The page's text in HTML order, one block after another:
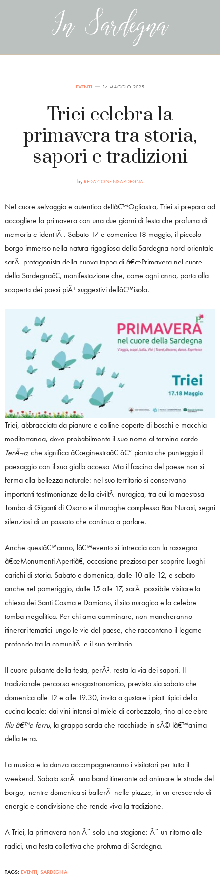
EVENTI 14 MAGGIO 2025
Triei celebra la
primavera tra storia,
sapori e tradizioni
by REDAZIONEINSARDEGNA
Nel cuore selvaggio e autentico dellâ€™Ogliastra, Triei si prepara ad
accogliere la primavera con una due giorni di festa che profuma di
memoria e identitÃ . Sabato 17 e domenica 18 maggio, il piccolo
borgo immerso nella natura rigogliosa della Sardegna nord-orientale
sarÃ protagonista della nuova tappa di â€œPrimavera nel cuore
della Sardegnaâ€, manifestazione che, come ogni anno, porta alla
scoperta dei paesi piÃ¹ suggestivi dellâ€™isola.
Triei, abbracciata da pianure e colline coperte di boschi e macchia
mediterranea, deve probabilmente il suo nome al termine sardo
TerÃ¬a, che significa â€œginestraâ€ â€” pianta che punteggia il
paesaggio con il suo giallo acceso. Ma il fascino del paese non si
ferma alla bellezza naturale: nel suo territorio si conservano
importanti testimonianze della civiltÃ nuragica, tra cui la maestosa
Tomba di Giganti di Osono e il nuraghe complesso Bau Nuraxi, segni
silenziosi di un passato che continua a parlare.
Anche questâ€™anno, lâ€™evento si intreccia con la rassegna
â€œMonumenti Apertiâ€, occasione preziosa per scoprire luoghi
carichi di storia. Sabato e domenica, dalle 10 alle 12, e sabato
anche nel pomeriggio, dalle 15 alle 17, sarÃ possibile visitare la
chiesa dei Santi Cosma e Damiano, il sito nuragico e la celebre
tomba megalitica. Per chi ama camminare, non mancheranno
itinerari tematici lungo le vie del paese, che raccontano il legame
profondo tra la comunitÃ e il suo territorio.
Il cuore pulsante della festa, perÃ², resta la via dei sapori. Il
tradizionale percorso enogastronomico, previsto sia sabato che
domenica alle 12 e alle 19.30, invita a gustare i piatti tipici della
cucina locale: dai vini intensi al miele di corbezzolo, fino al celebre
filu â€™e ferru, la grappa sarda che racchiude in sÃ© lâ€™anima
della terra.
La musica e la danza accompagneranno i visitatori per tutto il
weekend. Sabato sarÃ una band itinerante ad animare le strade del
borgo, mentre domenica si ballerÃ nelle piazze, in un crescendo di
energia e condivisione che rende viva la tradizione.
A Triei, la primavera non Ã¨ solo una stagione: Ã¨ un ritorno alle
radici, una festa collettiva che profuma di Sardegna.
TAGS: EVENTI SARDEGNA